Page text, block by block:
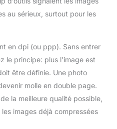
au sérieux, surtout pour les
en dpi (ou ppp). Sans entrer
le principe: plus l’image est
être définie. Une photo
molle en double page.
la meilleure qualité possible,
images déjà compressées